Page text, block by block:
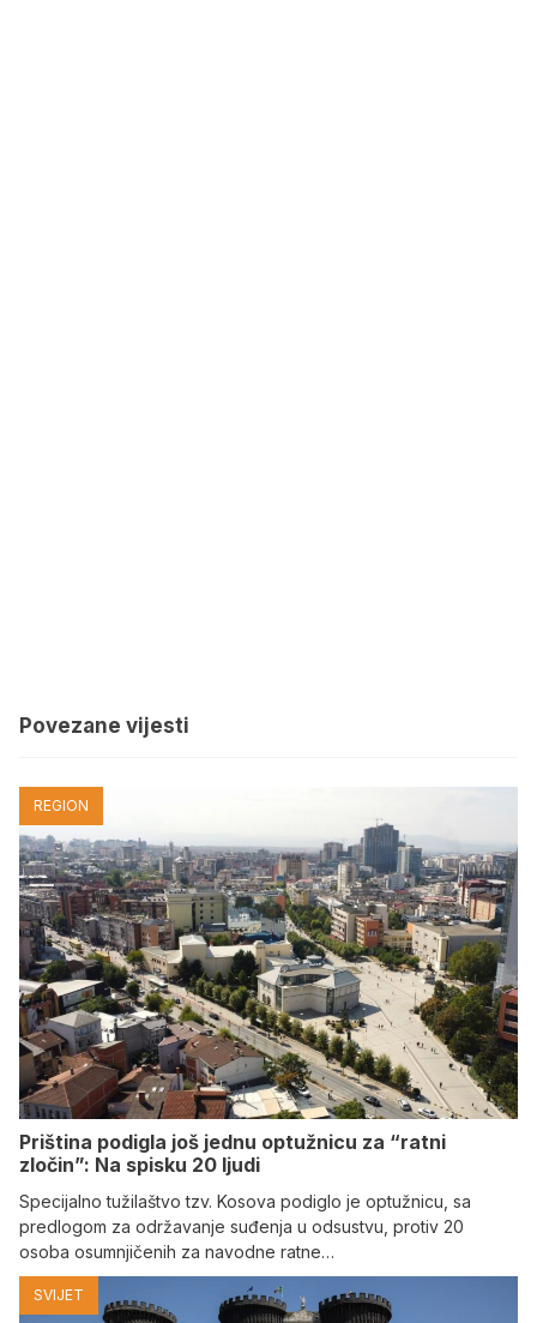
Povezane vijesti
REGION
Priština podigla još jednu optužnicu za “ratni
zločin”: Na spisku 20 ljudi
Specijalno tužilaštvo tzv. Kosova podiglo je optužnicu, sa
predlogom za održavanje suđenja u odsustvu, protiv 20
osoba osumnjičenih za navodne ratne…
SVIJET